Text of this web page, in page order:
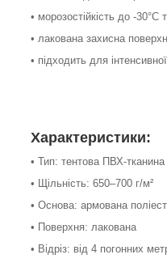
• морозостійкість до -30°C
• лакована захисна
• підходить для
Характеристики:
• Тип: тентова ПВХ-тканина
• Щільність: 650–700 г/м²
• Основа: армована
• Поверхня: лакована
• Відріз: від 4 погонних